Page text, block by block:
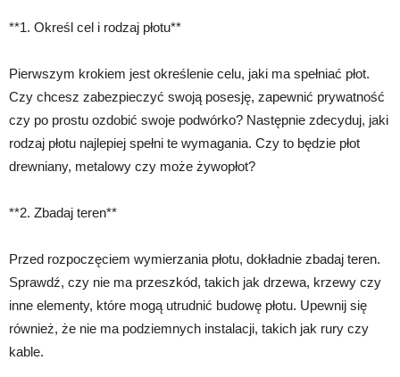
**1. Określ cel i rodzaj płotu**
Pierwszym krokiem jest określenie celu, jaki ma spełniać płot.
Czy chcesz zabezpieczyć swoją posesję, zapewnić prywatność
czy po prostu ozdobić swoje podwórko? Następnie zdecyduj, jaki
rodzaj płotu najlepiej spełni te wymagania. Czy to będzie płot
drewniany, metalowy czy może żywopłot?
**2. Zbadaj teren**
Przed rozpoczęciem wymierzania płotu, dokładnie zbadaj teren.
Sprawdź, czy nie ma przeszkód, takich jak drzewa, krzewy czy
inne elementy, które mogą utrudnić budowę płotu. Upewnij się
również, że nie ma podziemnych instalacji, takich jak rury czy
kable.